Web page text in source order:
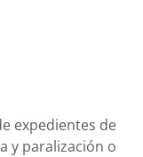
expedientes de
y paralización o